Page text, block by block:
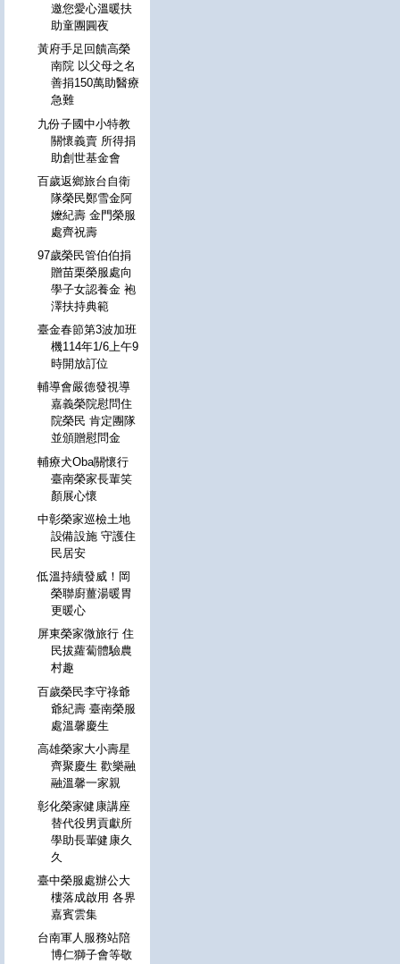
邀您愛心溫暖扶
助童團圓夜
黃府手足回饋高榮
南院 以父母之名
善捐150萬助醫療
急難
九份子國中小特教
關懷義賣 所得捐
助創世基金會
百歲返鄉旅台自衛
隊榮民鄭雪金阿
嬤紀壽 金門榮服
處齊祝壽
97歲榮民管伯伯捐
贈苗栗榮服處向
學子女認養金 袍
澤扶持典範
臺金春節第3波加班
機114年1/6上午9
時開放訂位
輔導會嚴德發視導
嘉義榮院慰問住
院榮民 肯定團隊
並頒贈慰問金
輔療犬Oba關懷行
臺南榮家長輩笑
顏展心懷
中彰榮家巡檢土地
設備設施 守護住
民居安
低溫持續發威！岡
榮聯廚薑湯暖胃
更暖心
屏東榮家微旅行 住
民拔蘿蔔體驗農
村趣
百歲榮民李守祿爺
爺紀壽 臺南榮服
處溫馨慶生
高雄榮家大小壽星
齊聚慶生 歡樂融
融溫馨一家親
彰化榮家健康講座
替代役男貢獻所
學助長輩健康久
久
臺中榮服處辦公大
樓落成啟用 各界
嘉賓雲集
台南軍人服務站陪
博仁獅子會等敬